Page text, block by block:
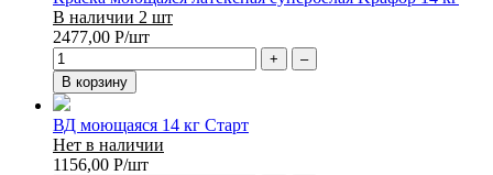
В наличии 2 шт
2477,00 Р/шт
+
–
В корзину
ВД моющаяся 14 кг Старт
Нет в наличии
1156,00 Р/шт